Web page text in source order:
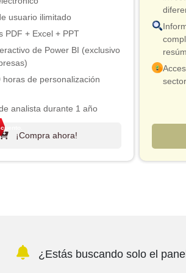
usuario ilimitado
PDF + Excel + PPT
de Power BI (exclusivo
horas de personalización
analista durante 1 año
gratuita del informe en el
¡Compra ahora!
¿Estás buscando solo el